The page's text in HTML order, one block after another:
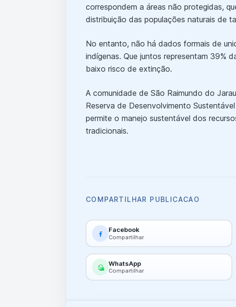
correspondem a áreas não protegidas,
distribuição das populações naturais de
No entanto, não há dados formais de
indígenas. Que juntos representam 39%
baixo risco de extinção.
A comunidade de São Raimundo do
Reserva de Desenvolvimento
permite o manejo sustentável dos
tradicionais.
COMPARTILHAR PUBLICACAO
Facebook
Compartilhar
WhatsApp
Compartilhar